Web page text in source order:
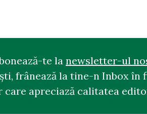
te la newsletter-ul
frânează la tine-n Inbox în
care apreciază calitatea